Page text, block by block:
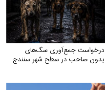
درخواست جمع‌آوری سگ‌های
بدون صاحب در سطح شهر سنندج